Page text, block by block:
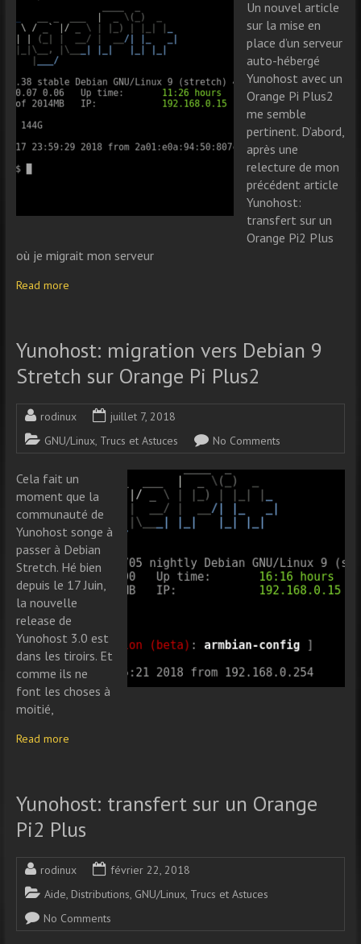
Un nouvel article
sur la mise en
place d’un serveur
auto-hébergé
Yunohost avec un
Orange Pi Plus2
me semble
pertinent. D’abord,
après une
relecture de mon
précédent article
Yunohost:
transfert sur un
Orange Pi2 Plus
où je migrait mon serveur
Read more
Yunohost: migration vers Debian 9
Stretch sur Orange Pi Plus2
rodinux
juillet 7, 2018
GNU/Linux, Trucs et Astuces No Comments
Cela fait un
moment que la
communauté de
Yunohost songe à
passer à Debian
Stretch. Hé bien
depuis le 17 Juin,
la nouvelle
release de
Yunohost 3.0 est
dans les tiroirs. Et
comme ils ne
font les choses à
moitié,
Read more
Yunohost: transfert sur un Orange
Pi2 Plus
rodinux
février 22, 2018
Aide, Distributions, GNU/Linux, Trucs et Astuces
No Comments